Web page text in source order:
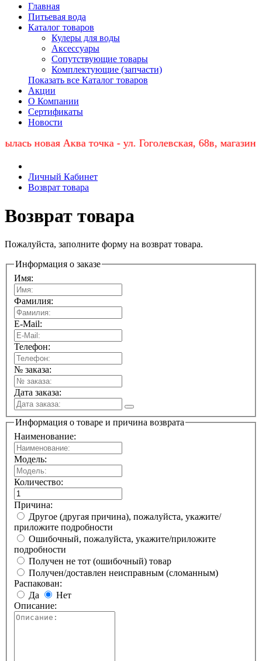
Главная
Питьевая вода
Каталог товаров
Кулеры для воды
Аксессуары
Сопутствующие товары
Комплектующие (запчасти)
Показать все Каталог товаров
Акции
О Компании
Сертификаты
Новости
новая Аква точка - ул. Гоголевская, 68в, магазин
Личный Кабинет
Возврат товара
Возврат товара
Пожалуйста, заполните форму на возврат товара.
Информация о заказе
Имя:
Фамилия:
E-Mail:
Телефон:
№ заказа:
Дата заказа:
Информация о товаре и причина возврата
Наименование:
Модель:
Количество:
Причина:
приложите подробности
подробности
Получен не тот (ошибочный) товар
Получен/доставлен неисправным (сломанным)
Распакован:
Да
Нет
Описание: